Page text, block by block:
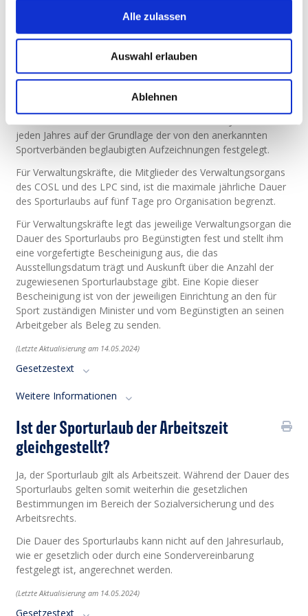
Alle zulassen
Auswahl erlauben
Ablehnen
6 Tage Über 200 Wettkampflizenzen
HINWEIS:Für Verwaltungskräfte, die Mitglieder des
Verwaltungsorgans eines anerkannten Vereins sind und keine
Wettbewerbslizenzen besitzen, ist die maximale jährliche
Dauer des Sporturlaubs pro angeschlossenen Verein auf zwei
jeden Jahres auf der Grundlage der von den anerkannten
Sportverbänden beglaubigten Aufzeichnungen festgelegt.
Für Verwaltungskräfte, die Mitglieder des Verwaltungsorgans
des COSL und des LPC sind, ist die maximale jährliche Dauer
des Sporturlaubs auf fünf Tage pro Organisation begrenzt.
Für Verwaltungskräfte legt das jeweilige Verwaltungsorgan die
Dauer des Sporturlaubs pro Begünstigten fest und stellt ihm
eine vorgefertigte Bescheinigung aus, die das
Ausstellungsdatum trägt und Auskunft über die Anzahl der
zugewiesenen Sporturlaubstage gibt. Eine Kopie dieser
Bescheinigung ist von der jeweiligen Einrichtung an den für
Sport zuständigen Minister und vom Begünstigten an seinen
Arbeitgeber als Beleg zu senden.
(Letzte Aktualisierung am 14.05.2024)
Gesetzestext
Weitere Informationen
Ist der Sporturlaub der Arbeitszeit
gleichgestellt?
Ja, der Sporturlaub gilt als Arbeitszeit. Während der Dauer des
Sporturlaubs gelten somit weiterhin die gesetzlichen
Bestimmungen im Bereich der Sozialversicherung und des
Arbeitsrechts.
Die Dauer des Sporturlaubs kann nicht auf den Jahresurlaub,
wie er gesetzlich oder durch eine Sondervereinbarung
festgelegt ist, angerechnet werden.
(Letzte Aktualisierung am 14.05.2024)
Gesetzestext